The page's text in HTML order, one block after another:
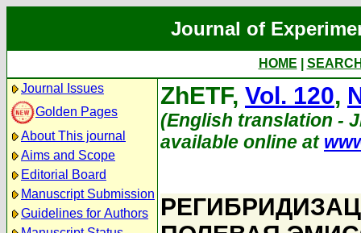
Journal of
HOME
Journal Issues
Golden Pages
About This journal
Aims and Scope
Editorial Board
Manuscript Submission
Guidelines for Authors
ZhETF, Vol. 120,
(English translation -
available online at